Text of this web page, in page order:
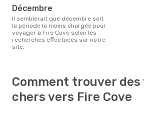
décembre
Il semblerait que décembre soit
la période la moins chargée pour
voyager à Fire Cove selon les
recherches effectuées sur notre
site.
Comment trouver des
chers vers Fire Cove